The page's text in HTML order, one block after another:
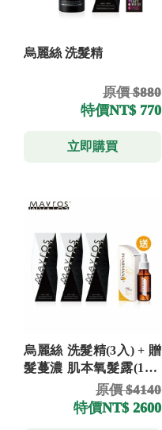
烏麗絲 洗髮精
原價 $880
特價NT$ 770
立即購買
烏麗絲 洗髮精(3入) + 贈
髮蔓濃 肌本氧髮露(1入)
(原價 4,140元)原價 $4140
特價NT$ 2600